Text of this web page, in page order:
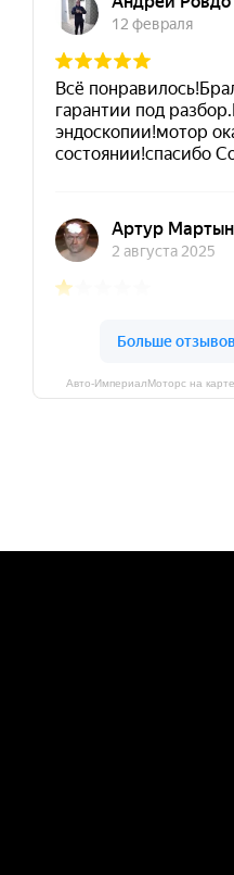
Авто-ИмпериалМоторс на